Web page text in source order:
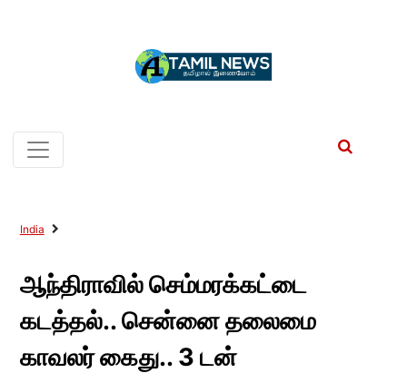
India
ஆந்திராவில் செம்மரக்கட்டை
கடத்தல்.. சென்னை தலைமை
காவலர் கைது.. 3 டன்